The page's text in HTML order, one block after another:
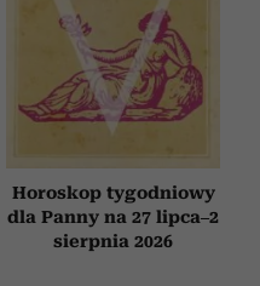
Horoskop tygodniowy
dla Panny na 27 lipca–2
sierpnia 2026